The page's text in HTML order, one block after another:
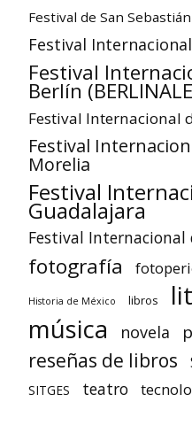
Festival de San Sebastián
Festival
Festival
Berlín
Festival Internacional
Festival
Morelia
Festival
Guadalajara
Festival Internacional
fotografía
Historia de México libros
música novela
reseñas de libros
SITGES teatro